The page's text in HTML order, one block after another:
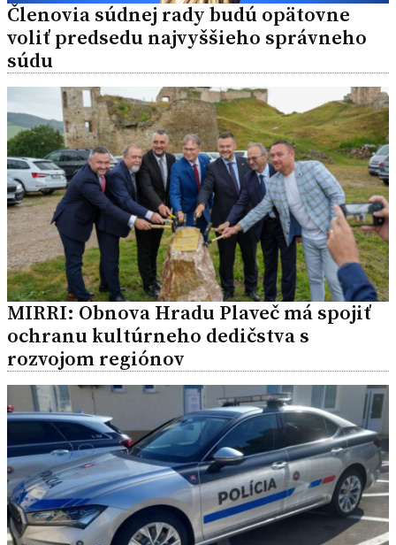
Členovia súdnej rady budú opätovne
voliť predsedu najvyššieho správneho
súdu
MIRRI: Obnova Hradu Plaveč má spojiť
ochranu kultúrneho dedičstva s
rozvojom regiónov